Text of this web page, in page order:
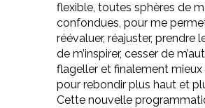
flexible, toutes sphères de
confondues, pour me
réévaluer, réajuster, prendre
de m’inspirer, cesser de
flageller et finalement mieux
pour rebondir plus haut et
Cette nouvelle